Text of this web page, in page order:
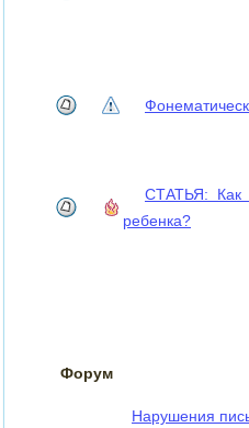
СТАТЬЯ: Как
ребенка?
Форум
Нарушения